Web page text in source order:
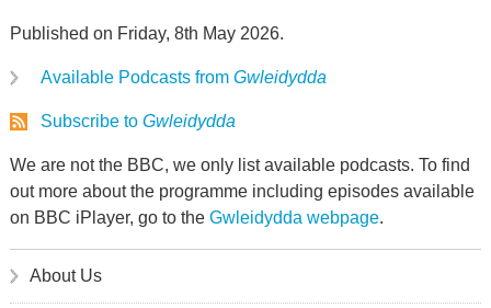
Published on Friday, 8th May 2026.
Available Podcasts from Gwleidydda
Subscribe to Gwleidydda
We are not the BBC, we only list available podcasts. To find
out more about the programme including episodes available
on BBC iPlayer, go to the Gwleidydda webpage.
About Us